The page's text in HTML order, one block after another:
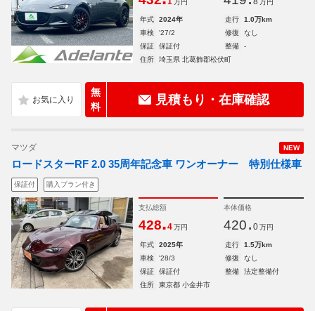
万円 万円
年式 2024年 走行
1.0万km
車検
'27/2 修復
なし
保証
保証付 整備
-
住所
埼玉県 北葛飾郡松伏町
無
料
見積もり・在庫確認
NEW
マツダ
ロードスターRF 2.0 35周年記念車 ワンオーナー 特別仕様車
保証付 購入プラン付き
支払総額
428.4 万円
本体価格
420. 0 万円
年式 2025年 走行
1.5万km
車検
'28/3 修復
なし
保証
保証付 整備
法定整備付
住所
東京都 小金井市